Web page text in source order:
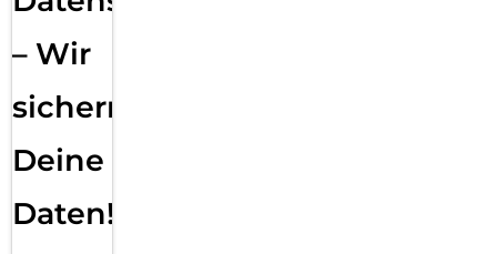
– Wir
sichern
Deine
Daten!